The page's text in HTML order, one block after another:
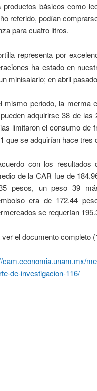
productos básicos como
referido, podían
para cuatro litros.
representa por
ha estado en
minisalario; en abril
mismo periodo, la merma
adquirirse 38 de
limitaron el consumo de
que se adquirían hace tres
con los resultados
de la CAR fue de
pesos, un peso 39
era de 172.44
se requerían
ver el documento completo
cam.economia.unam.mx/
de-investigacion-116/